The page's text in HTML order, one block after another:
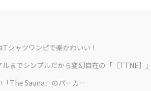
シャツワンピで楽かわいい！
までシンプルだから変幻自在の「［TTNE］」
「The Sauna」のパーカー